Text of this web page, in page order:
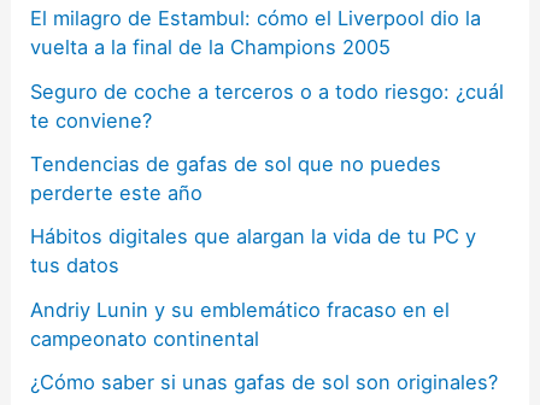
El milagro de Estambul: cómo el Liverpool dio la
vuelta a la final de la Champions 2005
Seguro de coche a terceros o a todo riesgo: ¿cuál
te conviene?
Tendencias de gafas de sol que no puedes
perderte este año
Hábitos digitales que alargan la vida de tu PC y
tus datos
Andriy Lunin y su emblemático fracaso en el
campeonato continental
¿Cómo saber si unas gafas de sol son originales?